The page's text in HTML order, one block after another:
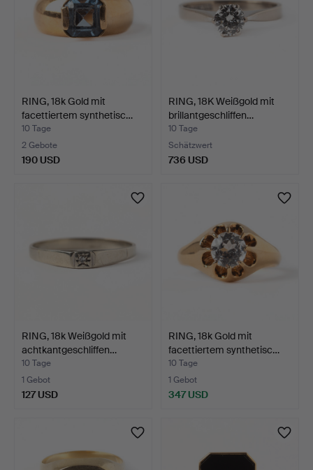
RING, 18k Gold mit
facettiertem synthetisc…
10 Tage
2 Gebote
190 USD
RING, 18K Weißgold mit
brillantgeschliffen…
10 Tage
Schätzwert
736 USD
RING, 18k Weißgold mit
achtkantgeschliffen…
10 Tage
1 Gebot
127 USD
RING, 18k Gold mit
facettiertem synthetisc…
10 Tage
1 Gebot
347 USD